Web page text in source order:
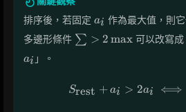
排序後，若固定 a_i
ai 作為最大值，則
多邊形條件 \sum
> 2
∑ > 2 max 可以改寫
ai 」。
Srest + ai > 2ai ⟺